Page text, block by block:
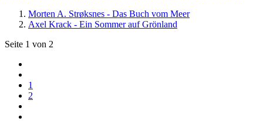
Morten A. Strøksnes - Das Buch vom Meer
Axel Krack - Ein Sommer auf Grönland
Seite 1 von 2
1
2